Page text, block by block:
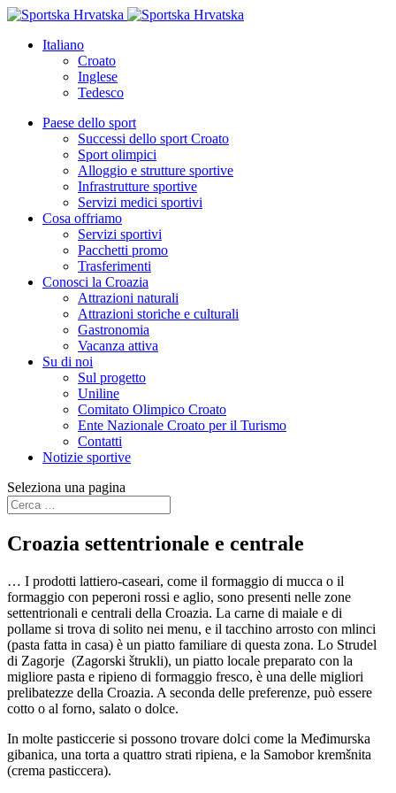
Italiano
Croato
Inglese
Tedesco
Paese dello sport
Successi dello sport Croato
Sport olimpici
Alloggio e strutture sportive
Infrastrutture sportive
Servizi medici sportivi
Cosa offriamo
Servizi sportivi
Pacchetti promo
Trasferimenti
Conosci la Croazia
Attrazioni naturali
Attrazioni storiche e culturali
Gastronomia
Vacanza attiva
Su di noi
Sul progetto
Uniline
Comitato Olimpico Croato
Ente Nazionale Croato per il Turismo
Contatti
Notizie sportive
Seleziona una pagina
Croazia settentrionale e centrale
… I prodotti lattiero-caseari, come il formaggio di mucca o il
formaggio con peperoni rossi e aglio, sono presenti nelle zone
settentrionali e centrali della Croazia. La carne di maiale e di
pollame si trova di solito nei menu, e il tacchino arrosto con mlinci
(pasta fatta in casa) è un piatto familiare di questa zona. Lo Strudel
di Zagorje (Zagorski štrukli), un piatto locale preparato con la
migliore pasta e ripieno di formaggio fresco, è una delle migliori
prelibatezze della Croazia. A seconda delle preferenze, può essere
cotto o al forno, salato o dolce.
In molte pasticcerie si possono trovare dolci come la Međimurska
gibanica, una torta a quattro strati ripiena, e la Samobor kremšnita
(crema pasticcera).